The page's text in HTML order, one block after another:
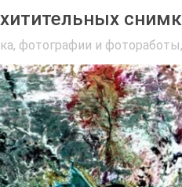
, фотографии и фотоработы,